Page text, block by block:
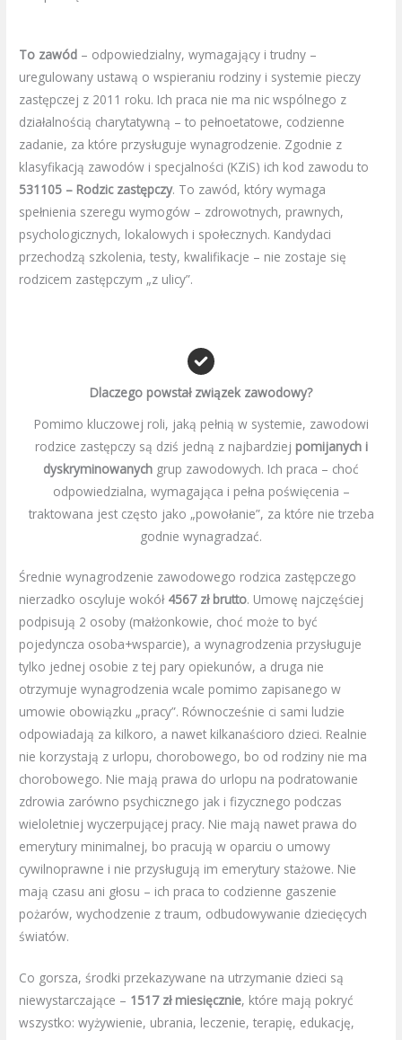
To zawód – odpowiedzialny, wymagający i trudny –
uregulowany ustawą o wspieraniu rodziny i systemie pieczy
zastępczej z 2011 roku. Ich praca nie ma nic wspólnego z
działalnością charytatywną – to pełnoetatowe, codzienne
zadanie, za które przysługuje wynagrodzenie. Zgodnie z
klasyfikacją zawodów i specjalności (KZiS) ich kod zawodu to
531105 – Rodzic zastępczy. To zawód, który wymaga
spełnienia szeregu wymogów – zdrowotnych, prawnych,
psychologicznych, lokalowych i społecznych. Kandydaci
przechodzą szkolenia, testy, kwalifikacje – nie zostaje się
rodzicem zastępczym „z ulicy”.
Dlaczego powstał związek zawodowy?
Pomimo kluczowej roli, jaką pełnią w systemie, zawodowi
rodzice zastępczy są dziś jedną z najbardziej pomijanych i
dyskryminowanych grup zawodowych. Ich praca – choć
odpowiedzialna, wymagająca i pełna poświęcenia –
traktowana jest często jako „powołanie”, za które nie trzeba
godnie wynagradzać.
Średnie wynagrodzenie zawodowego rodzica zastępczego
nierzadko oscyluje wokół 4567 zł brutto. Umowę najczęściej
podpisują 2 osoby (małżonkowie, choć może to być
pojedyncza osoba+wsparcie), a wynagrodzenia przysługuje
tylko jednej osobie z tej pary opiekunów, a druga nie
otrzymuje wynagrodzenia wcale pomimo zapisanego w
umowie obowiązku „pracy”. Równocześnie ci sami ludzie
odpowiadają za kilkoro, a nawet kilkanaścioro dzieci. Realnie
nie korzystają z urlopu, chorobowego, bo od rodziny nie ma
chorobowego. Nie mają prawa do urlopu na podratowanie
zdrowia zarówno psychicznego jak i fizycznego podczas
wieloletniej wyczerpującej pracy. Nie mają nawet prawa do
emerytury minimalnej, bo pracują w oparciu o umowy
cywilnoprawne i nie przysługują im emerytury stażowe. Nie
mają czasu ani głosu – ich praca to codzienne gaszenie
pożarów, wychodzenie z traum, odbudowywanie dziecięcych
światów.
Co gorsza, środki przekazywane na utrzymanie dzieci są
niewystarczające – 1517 zł miesięcznie, które mają pokryć
wszystko: wyżywienie, ubrania, leczenie, terapię, edukację,